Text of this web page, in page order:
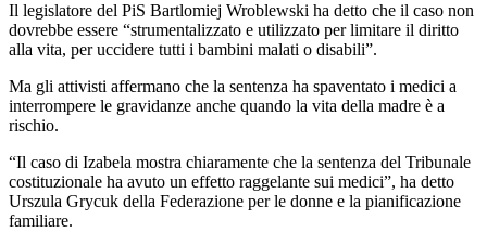
Il legislatore del PiS Bartlomiej Wroblewski ha detto che il caso non
dovrebbe essere “strumentalizzato e utilizzato per limitare il diritto
alla vita, per uccidere tutti i bambini malati o disabili”.
Ma gli attivisti affermano che la sentenza ha spaventato i medici a
interrompere le gravidanze anche quando la vita della madre è a
rischio.
“Il caso di Izabela mostra chiaramente che la sentenza del Tribunale
costituzionale ha avuto un effetto raggelante sui medici”, ha detto
Urszula Grycuk della Federazione per le donne e la pianificazione
familiare.